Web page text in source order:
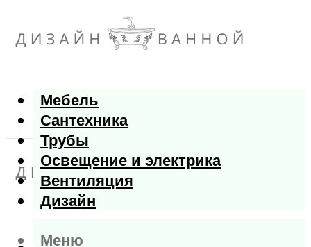
Мебель
Сантехника
Трубы
Освещение и электрика
Вентиляция
Дизайн
Меню